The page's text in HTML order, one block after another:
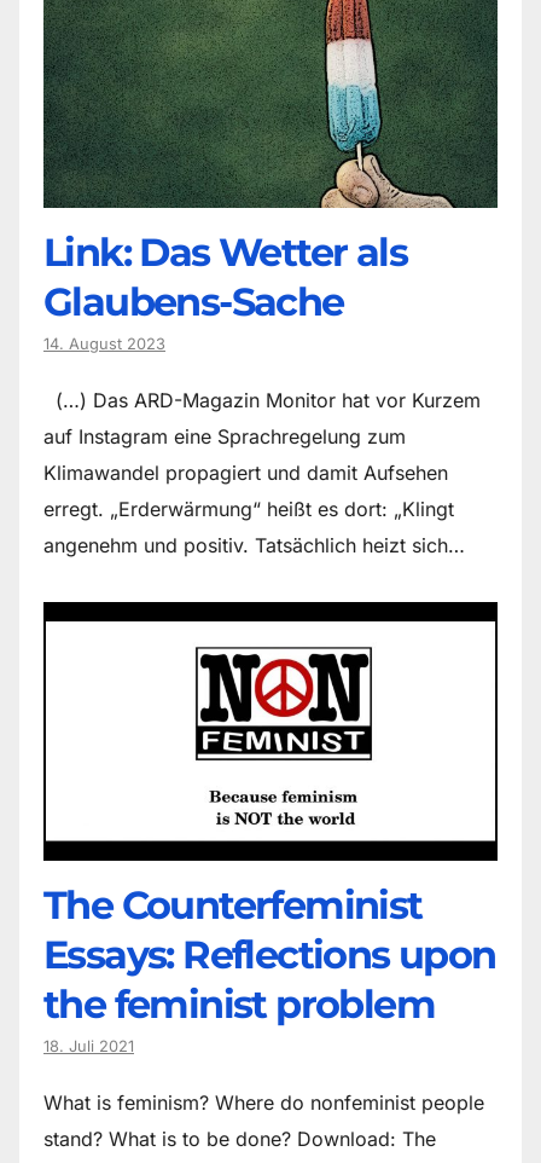
Link: Das Wetter als
Glaubens-Sache
14. August 2023
(…) Das ARD-Magazin Monitor hat vor Kurzem
auf Instagram eine Sprachregelung zum
Klimawandel propagiert und damit Aufsehen
erregt. „Erderwärmung“ heißt es dort: „Klingt
angenehm und positiv. Tatsächlich heizt sich…
The Counter­feminist
Essays: Reflections upon
the feminist problem
18. Juli 2021
What is feminism? Where do non­feminist people
stand? What is to be done? Download: The